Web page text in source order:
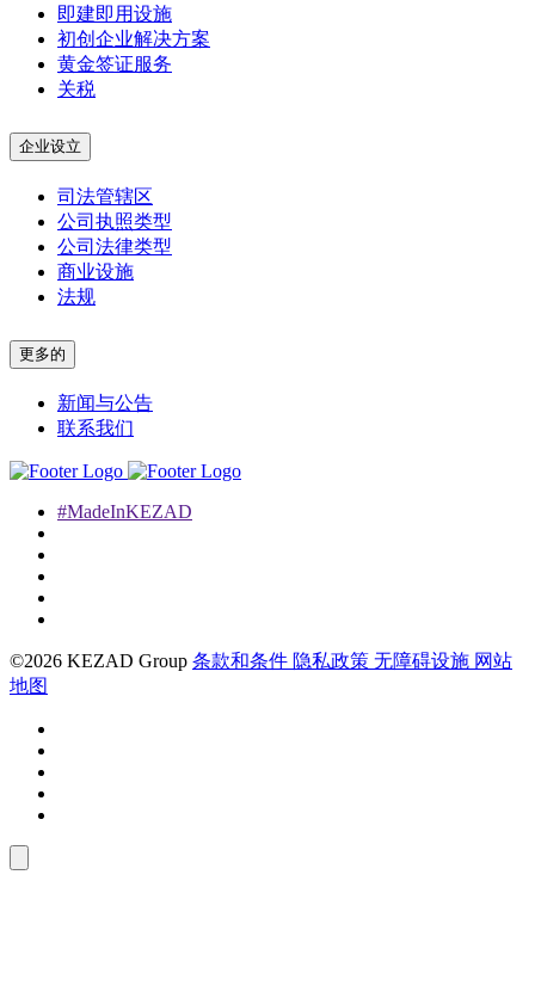
即建即用设施
初创企业解决方案
黄金签证服务
关税
企业设立
司法管辖区
公司执照类型
公司法律类型
商业设施
法规
更多的
新闻与公告
联系我们
#MadeInKEZAD
©2026 KEZAD Group 条款和条件 隐私政策 无障碍设施 网站
地图